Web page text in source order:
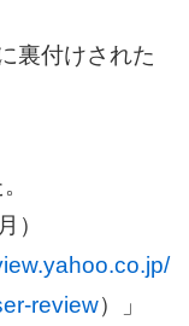
裏付けされた
）
review）」